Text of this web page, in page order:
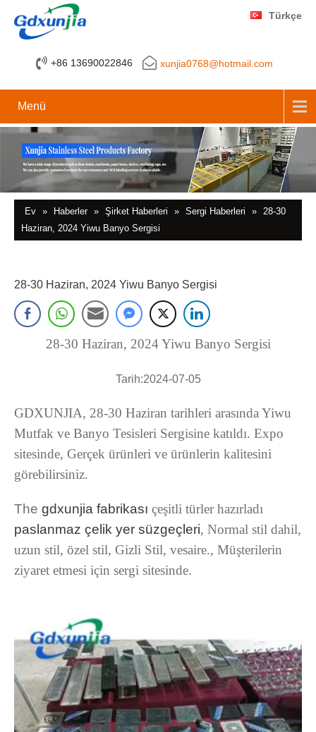
+86 13690022846 xunjia0768@hotmail.com
Türkçe
Menü
Ev » Haberler » Şirket Haberleri » Sergi Haberleri » 28-30
Haziran, 2024 Yiwu Banyo Sergisi
28-30 Haziran, 2024 Yiwu Banyo Sergisi
28-30 Haziran, 2024 Yiwu Banyo Sergisi
Tarih:2024-07-05
GDXUNJIA, 28-30 Haziran tarihleri ​​arasında Yiwu
Mutfak ve Banyo Tesisleri Sergisine katıldı. Expo
sitesinde, Gerçek ürünleri ve ürünlerin kalitesini
görebilirsiniz.
The gdxunjia fabrikası çeşitli türler hazırladı
paslanmaz çelik yer süzgeçleri, Normal stil dahil,
uzun stil, özel stil, Gizli Stil, vesaire., Müşterilerin
ziyaret etmesi için sergi sitesinde.